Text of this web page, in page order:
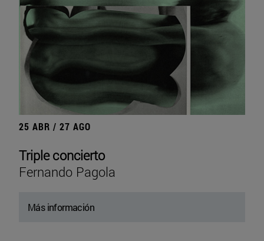
25 ABR / 27 AGO
Triple concierto
Fernando Pagola
Más información